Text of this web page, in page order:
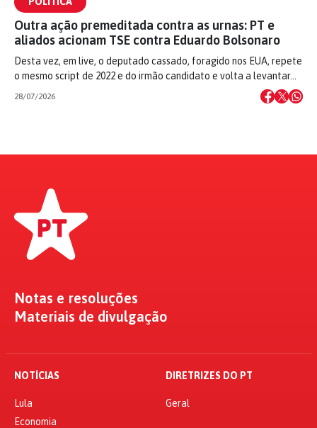
Outra ação premeditada contra as urnas: PT e
aliados acionam TSE contra Eduardo Bolsonaro
Desta vez, em live, o deputado cassado, foragido nos EUA, repete
o mesmo script de 2022 e do irmão candidato e volta a levantar…
28/07/2026
Notas e resoluções
Materiais de divulgação
NOTÍCIAS
Lula
Economia
DIRETRIZES DO PT
Geral